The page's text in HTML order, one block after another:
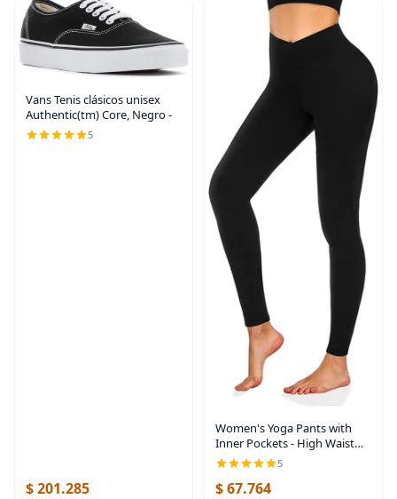
Vans Tenis clásicos unisex
Authentic(tm) Core, Negro -
5
$ 201.285
Women's Yoga Pants with
Inner Pockets - High Waist
Leggings for Women
Crossover Athletic Workout
Running Pants
5
$ 67.764